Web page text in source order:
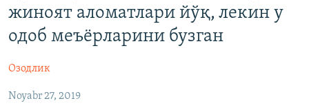
ўтинг
На русском
жиноят аломатлари йўқ, лекин у
одоб меъёрларини бузган
Озодлик
Noyabr 27, 2019